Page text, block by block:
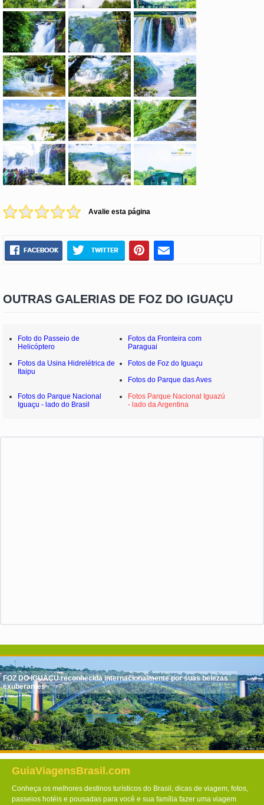
Avalie esta página
OUTRAS GALERIAS DE FOZ DO IGUAÇU
Foto do Passeio de
Helicóptero
Fotos da Fronteira com
Paraguai
Fotos da Usina Hidrelétrica de
Itaipu
Fotos de Foz do Iguaçu
Fotos do Parque das Aves
Fotos do Parque Nacional
Iguaçu - lado do Brasil
Fotos Parque Nacional Iguazú
- lado da Argentina
FOZ DO IGUAÇU reconhecida internacionalmente por suas belezas
exuberantes
GuiaViagensBrasil.com
Conheça os melhores destinos turísticos do Brasil, dicas de viagem, fotos,
passeios hotéis e pousadas para você e sua família fazer uma viagem